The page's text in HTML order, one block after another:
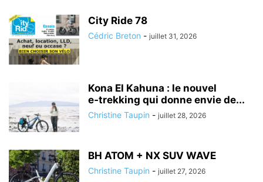
City Ride 78
Cédric Breton - juillet 31, 2026
Kona El Kahuna : le nouvel
e‑trekking qui donne envie de...
Christine Taupin - juillet 28, 2026
BH ATOM + NX SUV WAVE
Christine Taupin - juillet 27, 2026